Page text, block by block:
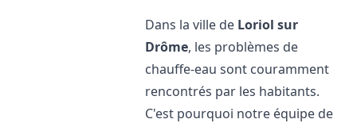
Dans la ville de Loriol sur
Drôme, les problèmes de
chauffe-eau sont couramment
rencontrés par les habitants.
C'est pourquoi notre équipe de